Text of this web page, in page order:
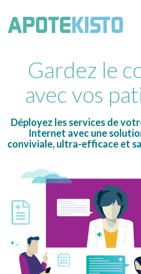
APOTE KISTO
Gardez le
avec vos
Déployez les services de
Internet avec une
conviviale, ultra-efficace et